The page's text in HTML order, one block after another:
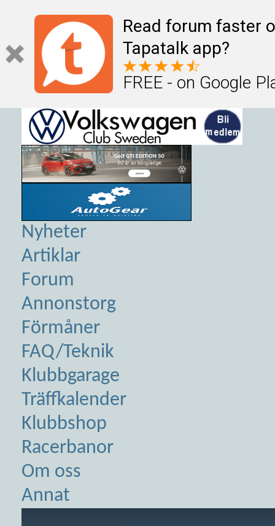
Read forum faster
Tapatalk app?
FREE - on Google
Nyheter
Artiklar
Forum
Annonstorg
Förmåner
FAQ/Teknik
Klubbgarage
Träffkalender
Klubbshop
Racerbanor
Om oss
Annat